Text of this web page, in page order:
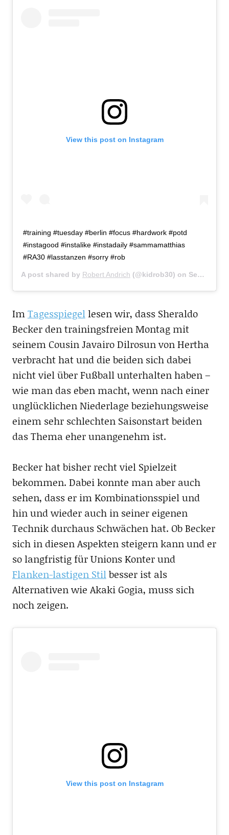
View this post on Instagram
#training #tuesday #berlin #focus #hardwork #potd
#instagood #instalike #instadaily #sammamatthias
#RA30 #lasstanzen #sorry #rob
A post shared by Robert Andrich (@kidrob30) on Sep 17, 2019 at 10:42am PDT
ImTagesspiegellesen wir, dass Sheraldo
Becker den trainingsfreien Montag mit
seinem Cousin Javairo Dilrosun von Hertha
verbracht hat und die beiden sich dabei
nicht viel über Fußball unterhalten haben –
wie man das eben macht, wenn nach einer
unglücklichen Niederlage beziehungsweise
einem sehr schlechten Saisonstart beiden
das Thema eher unangenehm ist.
Becker hat bisher recht viel Spielzeit
bekommen. Dabei konnte man aber auch
sehen, dass er im Kombinationsspiel und
hin und wieder auch in seiner eigenen
Technik durchaus Schwächen hat. Ob Becker
sich in diesen Aspekten steigern kann und er
so langfristig für Unions Konter und
Flanken-lastigen Stilbesser ist als
Alternativen wie Akaki Gogia, muss sich
noch zeigen.
View this post on Instagram